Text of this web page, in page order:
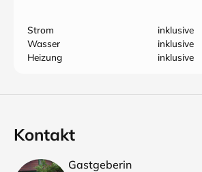
Strom
inklusive
Wasser
inklusive
Heizung
inklusive
Kontakt
Gastgeberin